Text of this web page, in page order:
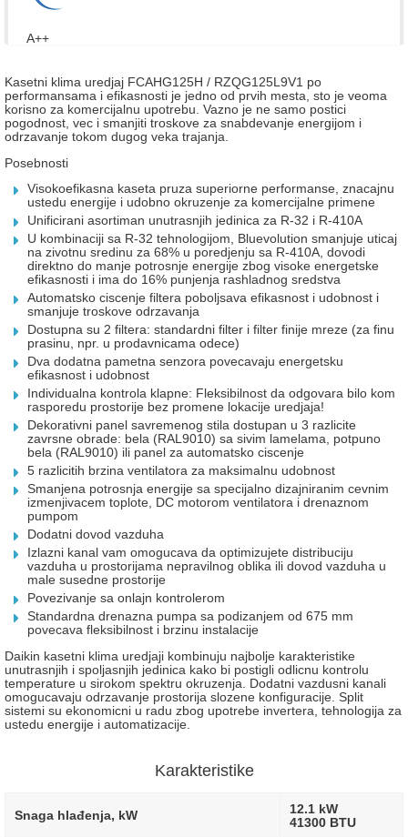
A++
Kasetni klima uredjaj FCAHG125H / RZQG125L9V1 po
performansama i efikasnosti je jedno od prvih mesta, sto je veoma
korisno za komercijalnu upotrebu. Vazno je ne samo postici
pogodnost, vec i smanjiti troskove za snabdevanje energijom i
odrzavanje tokom dugog veka trajanja.
Posebnosti
Visokoefikasna kaseta pruza superiorne performanse, znacajnu
ustedu energije i udobno okruzenje za komercijalne primene
Unificirani asortiman unutrasnjih jedinica za R-32 i R-410A
U kombinaciji sa R-32 tehnologijom, Bluevolution smanjuje uticaj
na zivotnu sredinu za 68% u poredjenju sa R-410A, dovodi
direktno do manje potrosnje energije zbog visoke energetske
efikasnosti i ima do 16% punjenja rashladnog sredstva
Automatsko ciscenje filtera poboljsava efikasnost i udobnost i
smanjuje troskove odrzavanja
Dostupna su 2 filtera: standardni filter i filter finije mreze (za finu
prasinu, npr. u prodavnicama odece)
Dva dodatna pametna senzora povecavaju energetsku
efikasnost i udobnost
Individualna kontrola klapne: Fleksibilnost da odgovara bilo kom
rasporedu prostorije bez promene lokacije uredjaja!
Dekorativni panel savremenog stila dostupan u 3 razlicite
zavrsne obrade: bela (RAL9010) sa sivim lamelama, potpuno
bela (RAL9010) ili panel za automatsko ciscenje
5 razlicitih brzina ventilatora za maksimalnu udobnost
Smanjena potrosnja energije sa specijalno dizajniranim cevnim
izmenjivacem toplote, DC motorom ventilatora i drenaznom
pumpom
Dodatni dovod vazduha
Izlazni kanal vam omogucava da optimizujete distribuciju
vazduha u prostorijama nepravilnog oblika ili dovod vazduha u
male susedne prostorije
Povezivanje sa onlajn kontrolerom
Standardna drenazna pumpa sa podizanjem od 675 mm
povecava fleksibilnost i brzinu instalacije
Daikin kasetni klima uredjaji kombinuju najbolje karakteristike
unutrasnjih i spoljasnjih jedinica kako bi postigli odlicnu kontrolu
temperature u sirokom spektru okruzenja. Dodatni vazdusni kanali
omogucavaju odrzavanje prostorija slozene konfiguracije. Split
sistemi su ekonomicni u radu zbog upotrebe invertera, tehnologija za
ustedu energije i automatizacije.
Karakteristike
Snaga hlađenja, kW
12.1 kW
41300 BTU